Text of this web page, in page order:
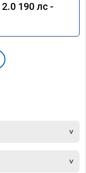
190 лс -